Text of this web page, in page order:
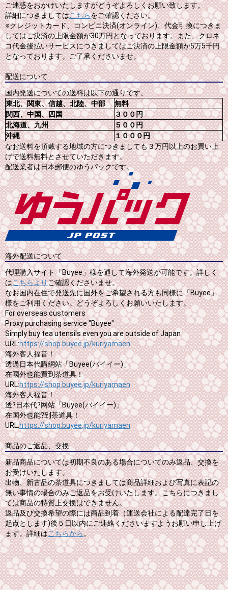
ご迷惑をおかけいたしますがどうぞよろしくお願い致します。
詳細につきましてはこちらをご確認ください。
※クレジットカード、コンビニ決済(オンライン)、代金引換につきま
してはご決済の上限金額が30万円となっております。また、クロネ
コ代金後払いサービスにつきましてはご決済の上限金額が5万5千円
となっております。ご了承くださいませ。
配送について
国内発送についての送料は以下の通りです。
東北、関東、信越、北陸、中部
無料
関西、中国、四国
３００円
北海道、九州
５００円
沖縄
１０００円
なお送料を頂戴する地域の方につきましても３万円以上のお買い上
げで送料無料とさせていただきます。
配送業者は日本郵便のゆうパックです。
海外配送について
代理購入サイト「Buyee」様を通して海外発送が可能です。詳しく
はこちらよりご確認くださいませ。
なお国内在住で発送先に国外をご希望される方も同様に「Buyee」
様をご利用ください。どうぞよろしくお願いいたします。
For overseas customers
Proxy purchasing service "Buyee"
Simply buy tea utensils even you are outside of Japan
URL:https://shop.buyee.jp/kuriyamaen
海外客人福音！
透過日本代購網站「Buyee(バイイー)」
在國外也能買到茶道具！
URL:https://shop.buyee.jp/kuriyamaen
海外客人福音！
透?日本代?网站「Buyee(バイイー)」
在国外也能?到茶道具！
URL:https://shop.buyee.jp/kuriyamaen
商品のご返品、交換
新品商品については初期不良のある場合についてのみ返品、交換を
お受けいたします。
出物、新古品の茶道具につきましては商品詳細および写真に表記の
無い事情の場合のみご返品をお受けいたします。こちらにつきまし
ては商品の特質上交換はできません。
返品及び交換希望の際には商品到着（運送会社による配達完了日を
起点とします)後５日以内にご連絡くださいますようお願い申し上げ
ます。詳細はこちらから。